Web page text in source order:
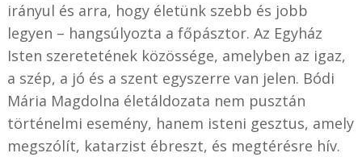
irányul és arra, hogy életünk szebb és jobb
legyen – hangsúlyozta a főpásztor. Az Egyház
Isten szeretetének közössége, amelyben az igaz,
a szép, a jó és a szent egyszerre van jelen. Bódi
Mária Magdolna életáldozata nem pusztán
történelmi esemény, hanem isteni gesztus, amely
megszólít, katarzist ébreszt, és megtérésre hív.